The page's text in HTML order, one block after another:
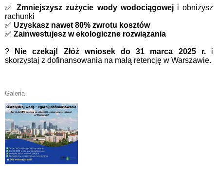
✅Zmniejszysz zużycie wody wodociągoweji obniżysz
rachunki
✅ Uzyskasz nawet 80% zwrotu kosztów
✅ Zainwestujesz w ekologiczne rozwiązania
? Nie czekaj! Złóż wniosek do 31 marca 2025 r.i
skorzystaj z dofinansowania na małą retencję w Warszawie.
Galeria